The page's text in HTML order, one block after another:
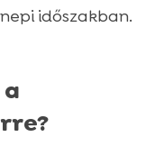
időszakban.